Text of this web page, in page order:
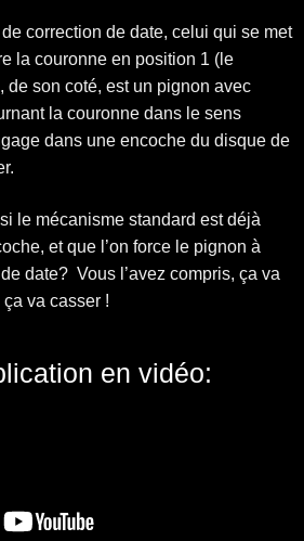
correction de date, celui qui se met
la couronne en position 1 (le
de son coté, est un pignon avec
la couronne dans le sens
dans une encoche du disque de
le mécanisme standard est déjà
et que l’on force le pignon à
date? Vous l’avez compris, ça va
ça va casser !
en vidéo: